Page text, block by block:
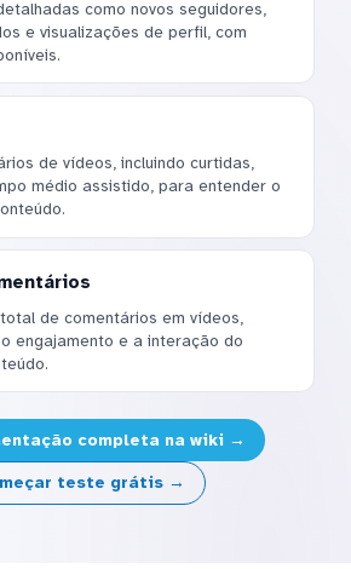
como novos seguidores,
e visualizações de perfil, com
de vídeos, incluindo curtidas,
médio assistido, para entender o
de comentários em vídeos,
engajamento e a interação do
completa na wiki →
teste grátis →